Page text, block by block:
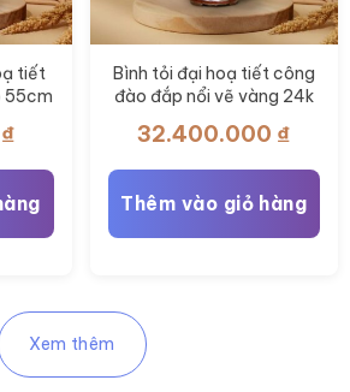
tiết
55cm
₫
Bình tỏi đại hoạ tiết công
đào đắp nổi vẽ vàng 24k
32.400.000 ₫
Thêm vào giỏ hàng
Xem thêm